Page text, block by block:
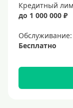
Кредитный
до 1 000 000 ₽
Обслуживание:
Бесплатно